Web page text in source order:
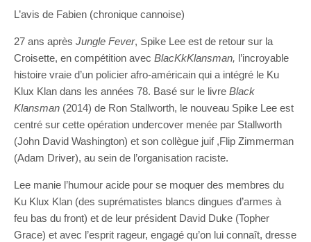
L’avis de Fabien (chronique cannoise)
27 ans après Jungle Fever, Spike Lee est de retour sur la
Croisette, en compétition avec BlacKkKlansman, l’incroyable
histoire vraie d’un policier afro-américain qui a intégré le Ku
Klux Klan dans les années 78. Basé sur le livre Black
Klansman (2014) de Ron Stallworth, le nouveau Spike Lee est
centré sur cette opération undercover menée par Stallworth
(John David Washington) et son collègue juif ,Flip Zimmerman
(Adam Driver), au sein de l’organisation raciste.
Lee manie l’humour acide pour se moquer des membres du
Ku Klux Klan (des suprématistes blancs dingues d’armes à
feu bas du front) et de leur président David Duke (Topher
Grace) et avec l’esprit rageur, engagé qu’on lui connaît, dresse